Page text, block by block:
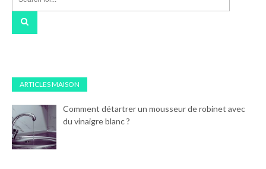
ARTICLES MAISON
Comment détartrer un mousseur de robinet avec
du vinaigre blanc ?